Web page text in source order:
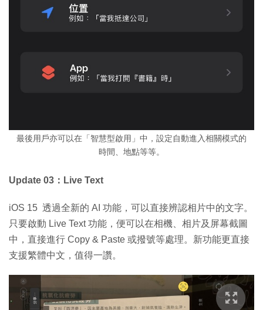
最後用戶亦可以在「智慧型啟用」中，設定自動進入相關模式的
時間、地點等等。
Update 03：Live Text
iOS 15 透過全新的 AI 功能，可以直接辨認相片中的文字。
只要啟動 Live Text 功能，便可以在相機、相片及屏幕截圖
中，直接進行 Copy & Paste 或撥號等處理。新功能更直接
支援繁體中文，值得一讚。